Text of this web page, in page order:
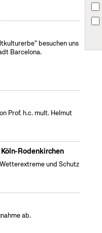
besuchen uns
Barcelona.
Prof. h.c. mult. Helmut
Rodenkirchen
und Schutz
ab.